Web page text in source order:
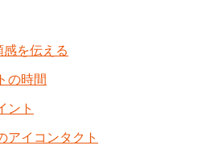
を伝える
の時間
ント
アイコンタクト